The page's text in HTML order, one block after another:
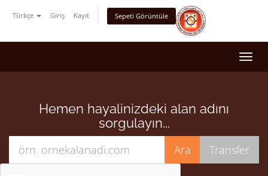
Türkçe Giriş Kayıt Sepeti Görüntüle
Hemen hayalinizdeki alan adını
sorgulayın...